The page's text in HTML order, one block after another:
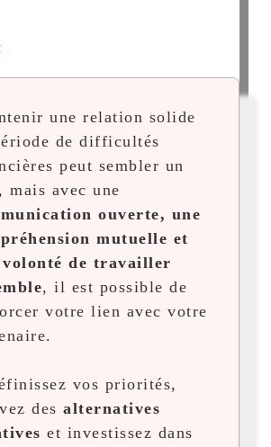
une relation solide
de difficultés
peut sembler un
mais avec une
ouverte, une
mutuelle et
volonté de travailler
, il est possible de
votre lien avec votre
vos priorités,
des alternatives
et investissez dans